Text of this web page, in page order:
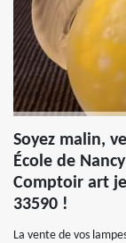
Soyez malin,
École de
Comptoir art
33590 !
La vente de vos